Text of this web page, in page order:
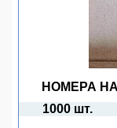
НОМЕРА
1000 шт.